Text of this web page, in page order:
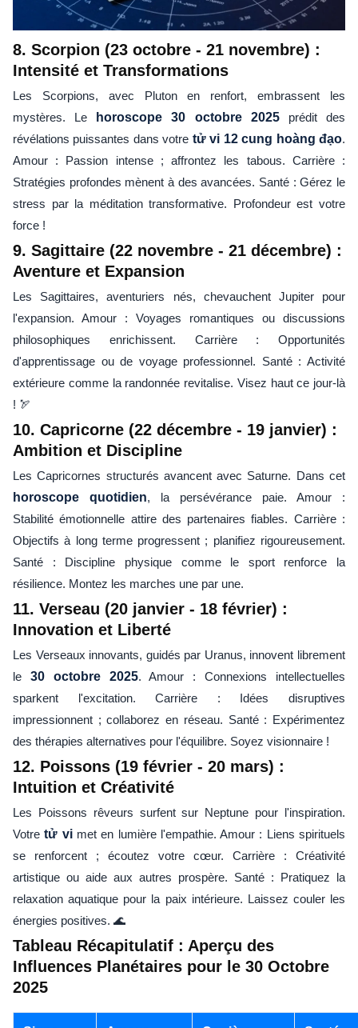
8. Scorpion (23 octobre - 21 novembre) :
Intensité et Transformations
Les Scorpions, avec Pluton en renfort, embrassent les
mystères. Le
horoscope 30 octobre 2025prédit des
révélations puissantes dans votre tử vi 12 cung hoàng đạo.
Amour : Passion intense ; affrontez les tabous. Carrière :
Stratégies profondes mènent à des avancées. Santé : Gérez le
stress par la méditation transformative. Profondeur est votre
force !
9. Sagittaire (22 novembre - 21 décembre) :
Aventure et Expansion
Les Sagittaires, aventuriers nés, chevauchent Jupiter pour
l'expansion. Amour : Voyages romantiques ou discussions
philosophiques enrichissent. Carrière : Opportunités
d'apprentissage ou de voyage professionnel. Santé : Activité
extérieure comme la randonnée revitalise. Visez haut ce jour-là
! 🏹
10. Capricorne (22 décembre - 19 janvier) :
Ambition et Discipline
Les Capricornes structurés avancent avec Saturne. Dans cet
horoscope quotidien, la persévérance paie. Amour :
Stabilité émotionnelle attire des partenaires fiables. Carrière :
Objectifs à long terme progressent ; planifiez rigoureusement.
Santé : Discipline physique comme le sport renforce la
résilience. Montez les marches une par une.
11. Verseau (20 janvier - 18 février) :
Innovation et Liberté
Les Verseaux innovants, guidés par Uranus, innovent librement
le 30 octobre 2025. Amour : Connexions intellectuelles
sparkent l'excitation. Carrière : Idées disruptives
impressionnent ; collaborez en réseau. Santé : Expérimentez
des thérapies alternatives pour l'équilibre. Soyez visionnaire !
12. Poissons (19 février - 20 mars) :
Intuition et Créativité
Les Poissons rêveurs surfent sur Neptune pour l'inspiration.
Votretử vimet en lumière l'empathie. Amour : Liens spirituels
se renforcent ; écoutez votre cœur. Carrière : Créativité
artistique ou aide aux autres prospère. Santé : Pratiquez la
relaxation aquatique pour la paix intérieure. Laissez couler les
énergies positives. 🌊
Tableau Récapitulatif : Aperçu des
Influences Planétaires pour le 30 Octobre
2025